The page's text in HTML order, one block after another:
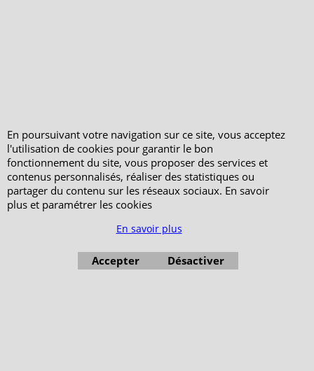
En poursuivant votre navigation sur ce site, vous acceptez
l'utilisation de cookies pour garantir le bon
fonctionnement du site, vous proposer des services et
contenus personnalisés, réaliser des statistiques ou
partager du contenu sur les réseaux sociaux. En savoir
plus et paramétrer les cookies
En savoir plus
Accepter Désactiver